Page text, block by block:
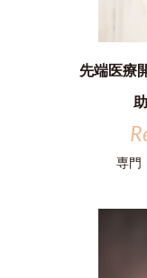
先端医療
専門